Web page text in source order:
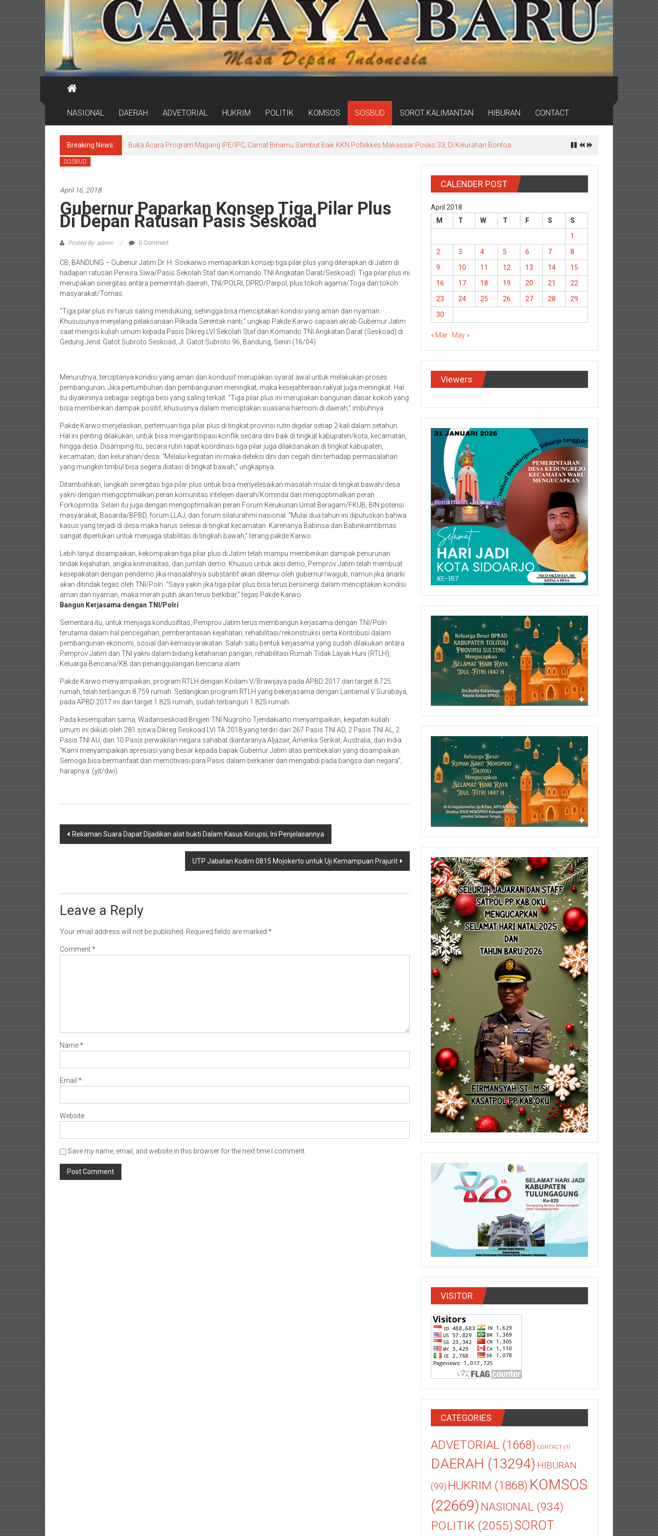
NASIONAL DAERAH ADVETORIAL HUKRIM POLITIK KOMSOS SOSBUD SOROT KALIMANTAN HIBURAN CONTACT
Breaking News: DPRD Surabaya Pastikan Program Kampung Pancasila Terakomodasi Dalam Raperda Kampung Cerdas
SOSBUD
April 16, 2018
Gubernur Paparkan Konsep Tiga Pilar Plus
Di Depan Ratusan Pasis Seskoad
Posted By: admin 0 Comment
CB, BANDUNG – Gubenur Jatim Dr. H. Soekarwo memaparkan konsep tiga pilar plus yang diterapkan di Jatim di
hadapan ratusan Perwira Siwa/Pasis Sekolah Staf dan Komando TNI Angkatan Darat/Seskoad). Tiga pilar plus ini
merupakan sinergitas antara pemerintah daerah, TNI/POLRI, DPRD/Parpol, plus tokoh agama/Toga dan tokoh
masyarakat/Tomas.
“Tiga pilar plus ini harus saling mendukung, sehingga bisa menciptakan kondisi yang aman dan nyaman.
Khususunya menjelang pelaksanaan Pilkada Serentak nanti,” ungkap Pakde Karwo sapaan akrab Gubernur Jatim
saat mengisi kuliah umum kepada Pasis Dikreg LVI Sekolah Staf dan Komando TNI Angkatan Darat (Seskoad) di
Gedung Jend. Gatot Subroto Seskoad, Jl. Gatot Subroto 96, Bandung, Senin (16/04).
Menurutnya, terciptanya kondisi yang aman dan kondusif merupakan syarat awal untuk melakukan proses
pembangunan. Jika pertumbuhan dan pembangunan meningkat, maka kesejahteraan rakyat juga meningkat. Hal
itu diyakininya sebagai segitiga besi yang saling terkait. “Tiga pilar plus ini merupakan bangunan dasar kokoh yang
bisa memberikan dampak positif, khususnya dalam menciptakan suasana harmoni di daerah,” imbuhnya.
Pakde Karwo menjelaskan, pertemuan tiga pilar plus di tingkat provinsi rutin digelar setiap 2 kali dalam setahun.
Hal ini penting dilakukan, untuk bisa mengantisipasi konflik secara dini baik di tingkat kabupaten/kota, kecamatan,
hingga desa. Disamping itu, secara rutin rapat koordinasi tiga pilar juga dilaksanakan di tingkat kabupaten,
kecamatan, dan kelurahan/desa. “Melalui kegiatan ini maka deteksi dini dan cegah dini terhadap permasalahan
yang mungkin timbul bisa segera diatasi di tingkat bawah,” ungkapnya.
Ditambahkan, langkah sinergitas tiga pilar plus untuk bisa menyelesaikan masalah mulai di tingkat bawah/desa
yakni dengan mengoptimalkan peran komunitas intelejen daerah/Kominda dan mengoptimalkan peran
Forkopimda. Selain itu juga dengan mengoptimalkan peran Forum Kerukunan Umat Beragam/FKUB, BIN potensi
masyarakat, Basarda/BPBD, forum LLAJ, dan forum silaturahmi nasional. “Mulai dua tahun ini diputuskan bahwa
kasus yang terjadi di desa maka harus selesai di tingkat kecamatan. Karenanya Babinsa dan Babinkamtibmas
sangat diperlukan untuk menjaga stabilitas di tingkah bawah,” terang pakde Karwo.
Lebih lanjut disampaikan, kekompakan tiga pliar plus di Jatim telah mampu memberikan dampak penurunan
tindak kejahatan, angka kriminalitas, dan jumlah demo. Khusus untuk aksi demo, Pemprov Jatim telah membuat
kesepakatan dengan pendemo jika masalahnya substantif akan ditemui oleh gubernur/wagub, namun jika anarki
akan ditindak tegas oleh TNI/Polri. “Saya yakin jika tiga pilar plus bisa terus bersinergi dalam menciptakan kondisi
aman dan nyaman, maka merah putih akan terus berkibar,” tegas Pakde Karwo.
Bangun Kerjasama dengan TNI/Polri
Sementara itu, untuk menjaga kondusifitas, Pemprov Jatim terus membangun kerjasama dengan TNI/Polri
terutama dalam hal pencegahan, pemberantasan kejahatan, rehabilitasi/rekonstruksi serta kontribusi dalam
pembangunan ekonomi, sosial dan kemasyarakatan. Salah satu bentuk kerjasama yang sudah dilakukan antara
Pemprov Jatim dan TNI yakni dalam bidang ketahanan pangan, rehabilitasi Rumah Tidak Layak Huni (RTLH),
Keluarga Bencana/KB dan penanggulangan bencana alam.
Pakde Karwo menyampaikan, program RTLH dengan Kodam V/Brawijaya pada APBD 2017 dari target 8.725
rumah, telah terbangun 8.759 rumah. Sedangkan program RTLH yang bekerjasama dengan Lantamal V Surabaya,
pada APBD 2017 ini dari target 1.825 rumah, sudah terbangun 1.825 rumah.
Pada kesempatan sama, Wadanseskoad Brigjen TNI Nugroho Tjendakiarto menyampaikan, kegiatan kuliah
umum ini diikuti oleh 281 siswa Dikreg Seskoad LVI TA 2018 yang terdiri dari 267 Pasis TNI AD, 2 Pasis TNI AL, 2
Pasis TNI AU, dan 10 Pasis perwakilan negara sahabat diantaranya Aljazair, Amerika Serikat, Australia, dan India.
“Kami menyampaikan apresiasi yang besar kepada bapak Gubernur Jatim atas pembekalan yang disampaikan.
Semoga bisa bermanfaat dan memotivasi para Pasis dalam berkarier dan mengabdi pada bangsa dan negara”,
harapnya. (yit/dwi)
Post
Rekaman Suara Dapat Dijadikan alat bukti Dalam Kasus Korupsi, Ini Penjelasannya
UTP Jabatan Kodim 0815 Mojokerto untuk Uji Kemampuan Prajurit
Leave a Reply
Your email address will not be published. Required fields are marked *
Comment*
Name*
Email *
Website
Save my name, email, and website in this browser for the next time I comment.
CALENDER POST
April 2018
M
T W T F S
S
1
2
3 4 5 6 7
8
9
10 11 12 13 14
15
16
17 18 19 20 21
22
23
24 25 26 27 28
29
30
« Mar May »
Viewers
VISITOR
CATEGORIES
ADVETORIAL (1668) CONTACT (1)
DAERAH (13294) HIBURAN
(99) HUKRIM (1868) KOMSOS
(22669) NASIONAL (934)
POLITIK (2055)SOROT